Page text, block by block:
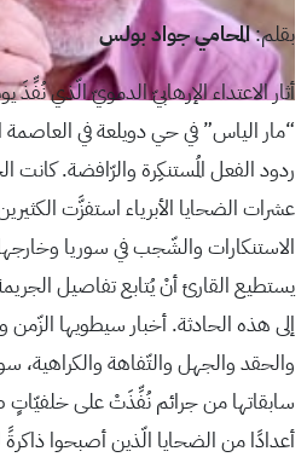
بقلم:المحامي جواد بولس
أثار الاعتداء الإرهابيّ الدمويّ الّذي
“مار الياس” في حي دويلعة في
ردود الفعل المُستنكِرة والرّافضة. كانت
عشرات الضحايا الأبرياء استفزَّت
الاستنكارات والشّجب في سوريا
يستطيع القارئ أنْ يُتابع تفاصيل
إلى هذه الحادثة. أخبار سيطويها
والحقد والجهل والتّفاهة
سابقاتها من جرائم نُفِّذَتْ على
أعدادًا من الضحايا الّذين أصبحوا